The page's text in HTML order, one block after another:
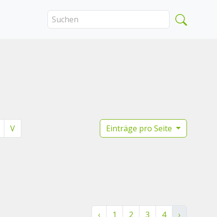
V
Einträge pro Seite
‹ 1 2 3 4 ›